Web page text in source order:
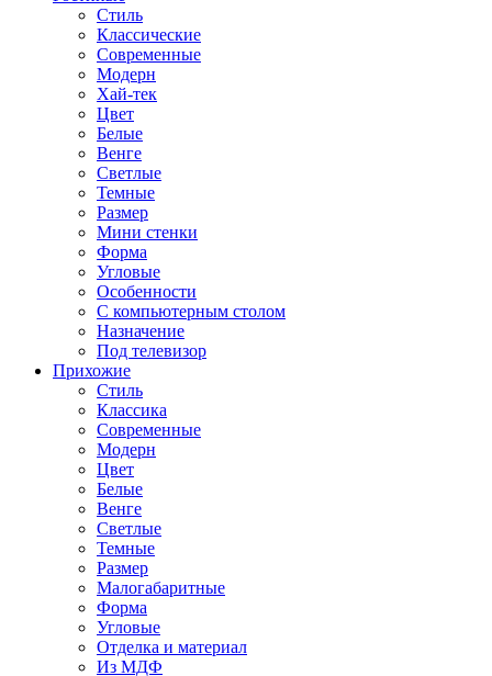
Стиль
Классические
Современные
Модерн
Хай-тек
Цвет
Белые
Венге
Светлые
Темные
Размер
Мини стенки
Форма
Угловые
Особенности
С компьютерным столом
Назначение
Под телевизор
Прихожие
Стиль
Классика
Современные
Модерн
Цвет
Белые
Венге
Светлые
Темные
Размер
Малогабаритные
Форма
Угловые
Отделка и материал
Из МДФ